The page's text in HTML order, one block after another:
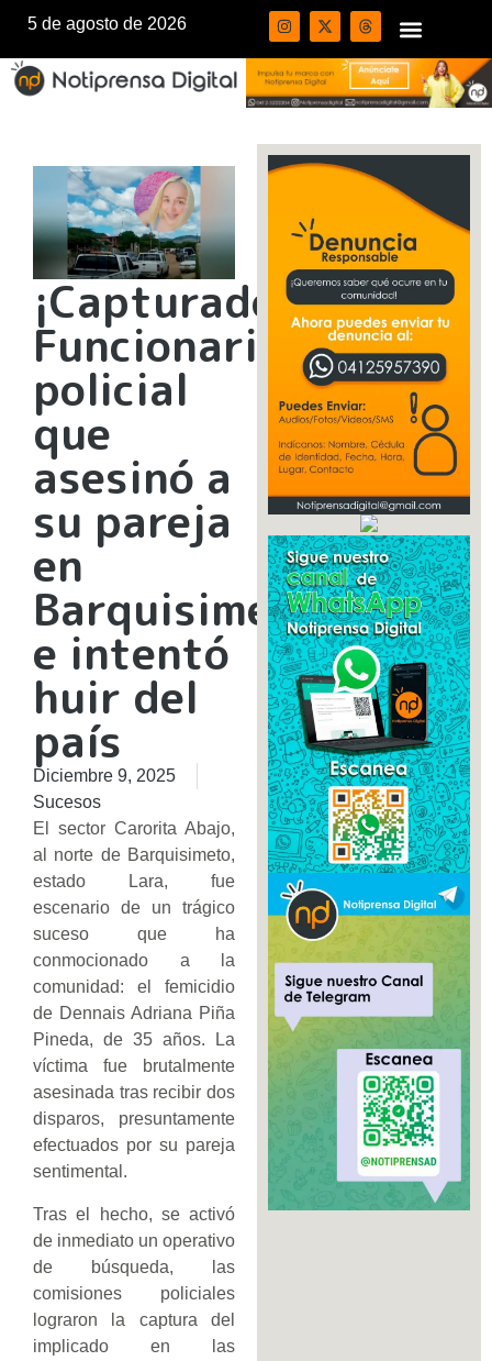
5 de agosto de 2026
¡Capturado!
Funcionario
policial
que
asesinó a
su pareja
en
Barquisimeto
e intentó
huir del
país
Diciembre 9, 2025
Sucesos
El sector Carorita Abajo,
al norte de Barquisimeto,
estado Lara, fue
escenario de un trágico
suceso que ha
conmocionado a la
comunidad: el femicidio
de Dennais Adriana Piña
Pineda, de 35 años. La
víctima fue brutalmente
asesinada tras recibir dos
disparos, presuntamente
efectuados por su pareja
sentimental.
Tras el hecho, se activó
de inmediato un operativo
de búsqueda, las
comisiones policiales
lograron la captura del
implicado en las